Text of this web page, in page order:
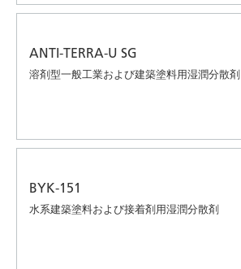
ANTI-TERRA-U SG
溶剤型一般工業および建築塗料用湿潤分散剤
BYK-151
水系建築塗料および接着剤用湿潤分散剤